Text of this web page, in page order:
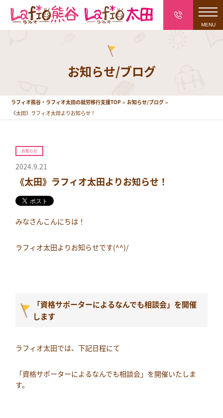
お知らせ/ブログ
ラフィオ熊谷・ラフィオ太田の就労移行支援TOP
お知らせ/ブログ
《太田》ラフィオ太田よりお知らせ！
お知らせ
2024.9.21
《太田》ラフィオ太田よりお知らせ！
みなさんこんにちは！
ラフィオ太田よりお知らせです(^^)/
「資格サポーターによるなんでも相談会」を開催
します
ラフィオ太田では、下記日程にて
「資格サポーターによるなんでも相談会」を開催いたしま
す。